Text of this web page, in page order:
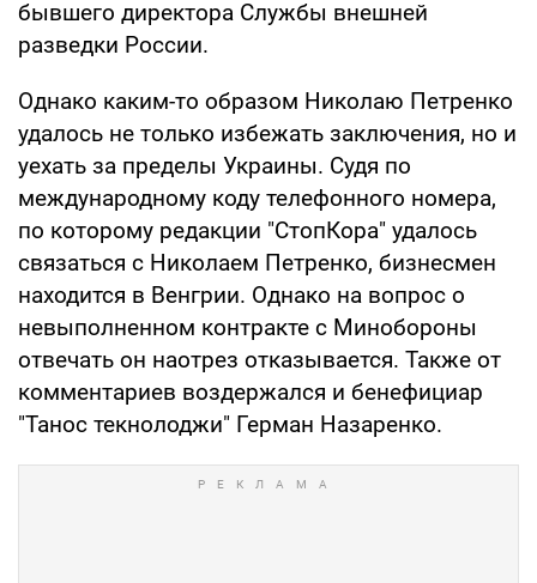
бывшего директора Службы внешней
разведки России.
Однако каким-то образом Николаю Петренко
удалось не только избежать заключения, но и
уехать за пределы Украины. Судя по
международному коду телефонного номера,
по которому редакции "СтопКора" удалось
связаться с Николаем Петренко, бизнесмен
находится в Венгрии. Однако на вопрос о
невыполненном контракте с Минобороны
отвечать он наотрез отказывается. Также от
комментариев воздержался и бенефициар
"Танос текнолоджи" Герман Назаренко.